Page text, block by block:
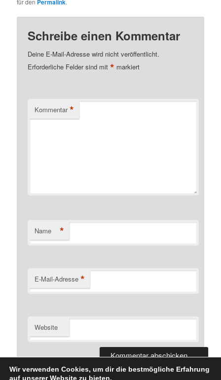
für den Permalink.
Schreibe einen Kommentar
Deine E-Mail-Adresse wird nicht veröffentlicht.
Erforderliche Felder sind mit* markiert
Kommentar *
Name *
E-Mail-Adresse *
Website
Wir verwenden Cookies, um dir die bestmögliche Erfahrung
auf unserer Website zu bieten.